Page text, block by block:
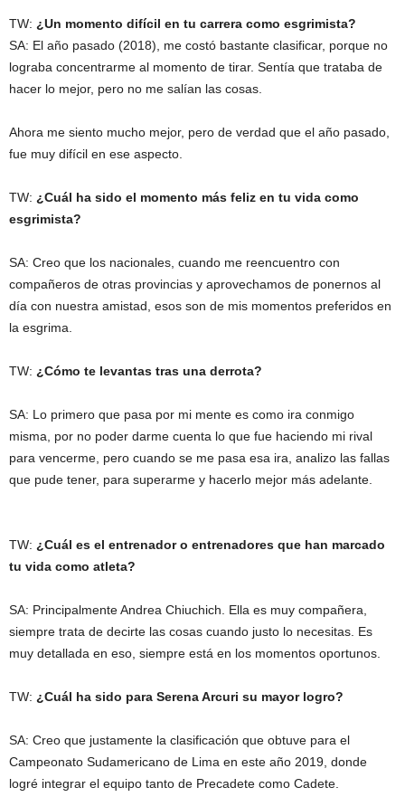
TW: ¿Un momento difícil en tu carrera como esgrimista?
SA: El año pasado (2018), me costó bastante clasificar, porque no
lograba concentrarme al momento de tirar. Sentía que trataba de
hacer lo mejor, pero no me salían las cosas.
Ahora me siento mucho mejor, pero de verdad que el año pasado,
fue muy difícil en ese aspecto.
TW: ¿Cuál ha sido el momento más feliz en tu vida como
esgrimista?
SA: Creo que los nacionales, cuando me reencuentro con
compañeros de otras provincias y aprovechamos de ponernos al
día con nuestra amistad, esos son de mis momentos preferidos en
la esgrima.
TW: ¿Cómo te levantas tras una derrota?
SA: Lo primero que pasa por mi mente es como ira conmigo
misma, por no poder darme cuenta lo que fue haciendo mi rival
para vencerme, pero cuando se me pasa esa ira, analizo las fallas
que pude tener, para superarme y hacerlo mejor más adelante.
TW: ¿Cuál es el entrenador o entrenadores que han marcado
tu vida como atleta?
SA: Principalmente Andrea Chiuchich. Ella es muy compañera,
siempre trata de decirte las cosas cuando justo lo necesitas. Es
muy detallada en eso, siempre está en los momentos oportunos.
TW: ¿Cuál ha sido para Serena Arcuri su mayor logro?
SA: Creo que justamente la clasificación que obtuve para el
Campeonato Sudamericano de Lima en este año 2019, donde
logré integrar el equipo tanto de Precadete como Cadete.